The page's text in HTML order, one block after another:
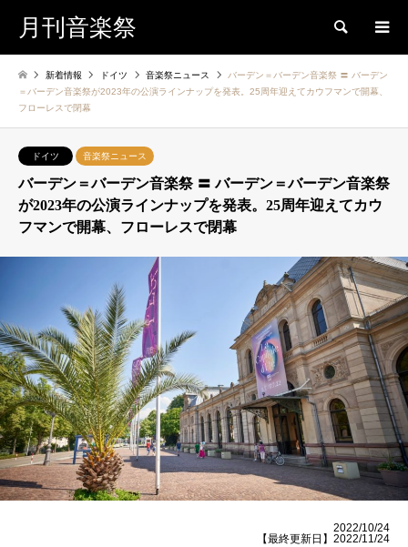
月刊音楽祭 検索
新着情報 ドイツ 音楽祭ニュース
バーデン＝バーデン音楽祭 〓 バーデン
＝バーデン音楽祭が2023年の公演ラインナップを発表。25周年迎えてカウフマンで開幕、
フローレスで閉幕
ドイツ 音楽祭ニュース
バーデン＝バーデン音楽祭 〓 バーデン＝バーデン音楽祭
が2023年の公演ラインナップを発表。25周年迎えてカウ
フマンで開幕、フローレスで閉幕
2022/10/24
【最終更新日】2022/11/24